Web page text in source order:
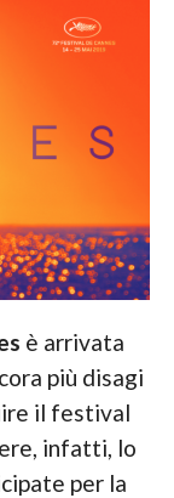
è arrivata
più disagi
il festival
infatti, lo
per la